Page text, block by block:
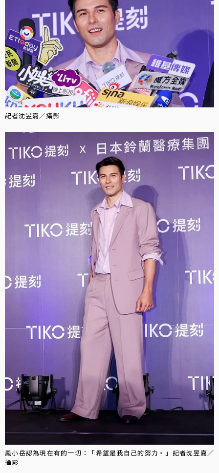
記者沈昱嘉／攝影
鳳小岳認為現在有的一切：「希望是我自己的努力。」記者沈昱嘉／
攝影